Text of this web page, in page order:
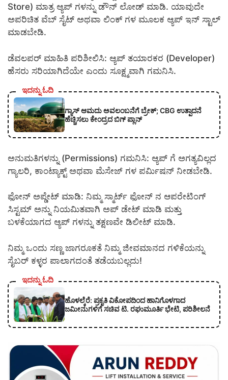
Store) ಮಾತ್ರ ಆ್ಯಪ್ ಗಳನ್ನು ಡೌನ್ ಲೋಡ್ ಮಾಡಿ. ಯಾವುದೇ
ಅಪರಿಚಿತ ವೆಬ್ ಸೈಟ್ ಅಥವಾ ಲಿಂಕ್ ಗಳ ಮೂಲಕ ಆ್ಯಪ್ ಇನ್ ಸ್ಟಾಲ್
ಮಾಡಬೇಡಿ.
ಡೆವಲಪರ್ ಮಾಹಿತಿ ಪರಿಶೀಲಿಸಿ: ಆ್ಯಪ್ ತಯಾರಕರ (Developer)
ಹೆಸರು ಸರಿಯಾಗಿದೆಯೇ ಎಂದು ಸೂಕ್ಷ್ಮವಾಗಿ ಗಮನಿಸಿ.
ಇದನ್ನು ಓದಿ
ಗ್ಯಾಸ್ ಆಮದು ಅವಲಂಬನೆಗೆ ಬ್ರೇಕ್; CBG ಉತ್ಪಾದನೆ
ಹೆಚ್ಚಿಸಲು ಕೇಂದ್ರದ ಬಿಗ್ ಪ್ಲಾನ್
ಅನುಮತಿಗಳನ್ನು (Permissions) ಗಮನಿಸಿ: ಆ್ಯಪ್ ಗೆ ಅಗತ್ಯವಿಲ್ಲದ
ಗ್ಯಾಲರಿ, ಕಾಂಟ್ಯಾಕ್ಟ್ ಅಥವಾ ಮೆಸೇಜ್ ಗಳ ಪರ್ಮಿಷನ್ ನೀಡಬೇಡಿ.
ಫೋನ್ ಅಪ್ಡೇಟ್ ಮಾಡಿ: ನಿಮ್ಮ ಸ್ಮಾರ್ಟ್ ಫೋನ್ ನ ಆಪರೇಟಿಂಗ್
ಸಿಸ್ಟಮ್ ಅನ್ನು ನಿಯಮಿತವಾಗಿ ಅಪ್ ಡೇಟ್ ಮಾಡಿ ಮತ್ತು
ಬಳಕೆಯಾಗದ ಆ್ಯಪ್ ಗಳನ್ನು ತಕ್ಷಣವೇ ಡಿಲೀಟ್ ಮಾಡಿ.
ನಿಮ್ಮ ಒಂದು ಸಣ್ಣ ಜಾಗರೂಕತೆ ನಿಮ್ಮ ಜೀವಮಾನದ ಗಳಿಕೆಯನ್ನು
ಸೈಬರ್ ಕಳ್ಳರ ಪಾಲಾಗದಂತೆ ತಡೆಯಬಲ್ಲದು!
ಇದನ್ನು ಓದಿ
ಹೊಳಲ್ಕೆರೆ: ಪ್ರಕೃತಿ ವಿಕೋಪದಿಂದ ಹಾನಿಗೊಳಗಾದ
ಜಮೀನುಗಳಿಗೆ ಸಚಿವ ಟಿ. ರಘುಮೂರ್ತಿ ಭೇಟಿ, ಪರಿಶೀಲನೆ